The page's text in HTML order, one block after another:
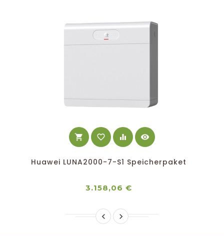
shopping_cart favorite_border equalizer visibility
Huawei LUNA2000-7-S1 Speicherpaket
3.158,06 €Preis
 